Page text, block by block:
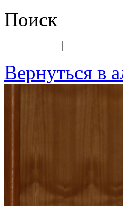
Поиск
Вернуться в